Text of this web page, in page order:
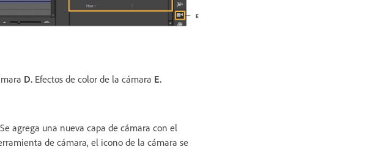
D. Efectos de color de la cámara E.
agrega una nueva capa de cámara con el
de cámara, el icono de la cámara se